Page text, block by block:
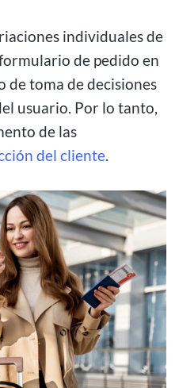
individuales de
de pedido en
de toma de decisiones
usuario. Por lo tanto,
de las
del cliente.